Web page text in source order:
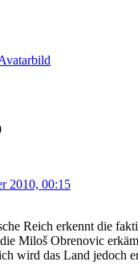
2010, 00:15
Reich erkennt die
Miloš Obrenovic
wird das Land jedoch